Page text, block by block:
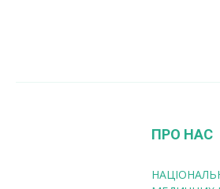
ПРО НАС